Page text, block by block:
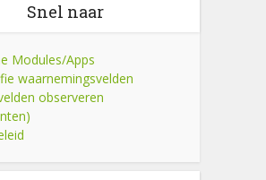
Snel naar
Modules/Apps
waarnemingsvelden
observeren